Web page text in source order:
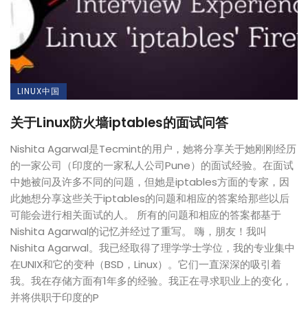
LINUX中国
关于Linux防火墙iptables的面试问答
Nishita Agarwal是Tecmint的用户，她将分享关于她刚刚经历
的一家公司（印度的一家私人公司Pune）的面试经验。在面试
中她被问及许多不同的问题，但她是iptables方面的专家，因
此她想分享这些关于iptables的问题和相应的答案给那些以后
可能会进行相关面试的人。 所有的问题和相应的答案都基于
Nishita Agarwal的记忆并经过了重写。 嗨，朋友！我叫
Nishita Agarwal。我已经取得了理学学士学位，我的专业集中
在UNIX和它的变种（BSD，Linux）。它们一直深深的吸引着
我。我在存储方面有1年多的经验。我正在寻求职业上的变化，
并将供职于印度的P